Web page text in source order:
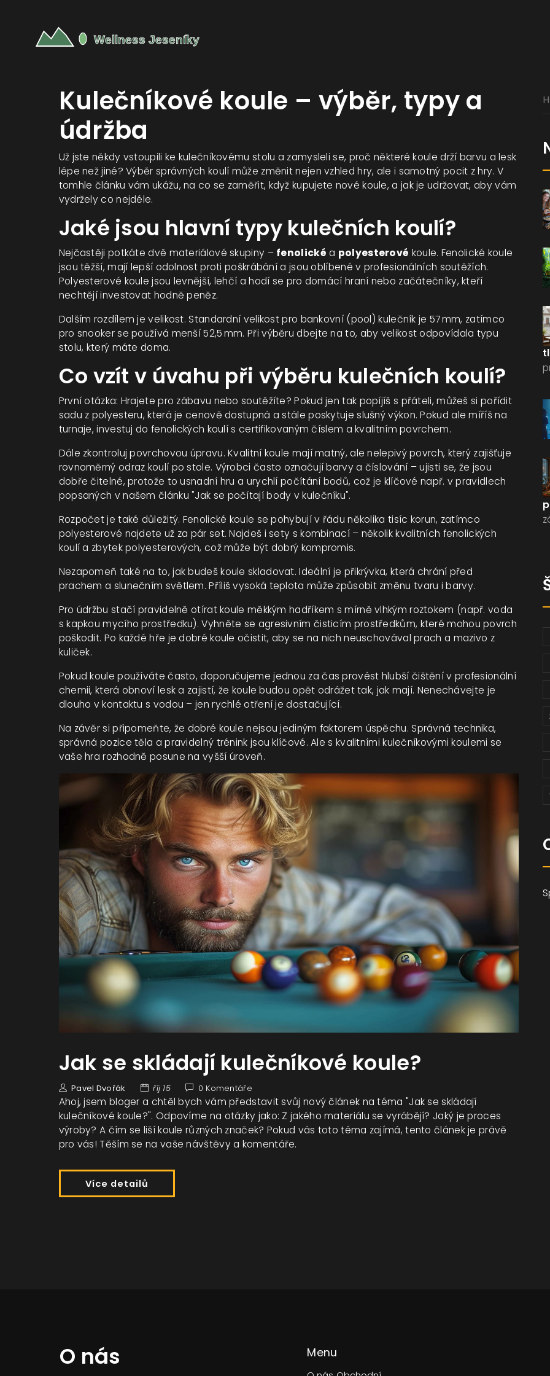
Kulečníkové koule – výběr, typy a
údržba
Už jste někdy vstoupili ke kulečníkovému stolu a zamysleli se, proč některé koule drží barvu a lesk
lépe než jiné? Výběr správných koulí může změnit nejen vzhled hry, ale i samotný pocit z hry. V
tomhle článku vám ukážu, na co se zaměřit, když kupujete nové koule, a jak je udržovat, aby vám
vydržely co nejdéle.
Jaké jsou hlavní typy kulečních koulí?
Nejčastěji potkáte dvě materiálové skupiny – fenolické a polyesterové koule. Fenolické koule
jsou těžší, mají lepší odolnost proti poškrábání a jsou oblíbené v profesionálních soutěžích.
Polyesterové koule jsou levnější, lehčí a hodí se pro domácí hraní nebo začátečníky, kteří
nechtějí investovat hodně peněz.
Dalším rozdílem je velikost. Standardní velikost pro bankovní (pool) kulečník je 57 mm, zatímco
pro snooker se používá menší 52,5 mm. Při výběru dbejte na to, aby velikost odpovídala typu
stolu, který máte doma.
Co vzít v úvahu při výběru kulečních koulí?
První otázka: Hrajete pro zábavu nebo soutěžíte? Pokud jen tak popíjíš s přáteli, můžeš si pořídit
sadu z polyesteru, která je cenově dostupná a stále poskytuje slušný výkon. Pokud ale míříš na
turnaje, investuj do fenolických koulí s certifikovaným číslem a kvalitním povrchem.
Dále zkontroluj povrchovou úpravu. Kvalitní koule mají matný, ale nelepivý povrch, který zajišťuje
rovnoměrný odraz koulí po stole. Výrobci často označují barvy a číslování – ujisti se, že jsou
dobře čitelné, protože to usnadní hru a urychlí počítání bodů, což je klíčové např. v pravidlech
popsaných v našem článku "Jak se počítají body v kulečníku".
Rozpočet je také důležitý. Fenolické koule se pohybují v řádu několika tisíc korun, zatímco
polyesterové najdete už za pár set. Najdeš i sety s kombinací – několik kvalitních fenolických
koulí a zbytek polyesterových, což může být dobrý kompromis.
Nezapomeň také na to, jak budeš koule skladovat. Ideální je přikrývka, která chrání před
prachem a slunečním světlem. Příliš vysoká teplota může způsobit změnu tvaru i barvy.
Pro údržbu stačí pravidelně otírat koule měkkým hadříkem s mírně vlhkým roztokem (např. voda
s kapkou mycího prostředku). Vyhněte se agresivním čisticím prostředkům, které mohou povrch
poškodit. Po každé hře je dobré koule očistit, aby se na nich neuschovával prach a mazivo z
kuliček.
Pokud koule používáte často, doporučujeme jednou za čas provést hlubší čištění v profesionální
chemii, která obnoví lesk a zajistí, že koule budou opět odrážet tak, jak mají. Nenechávejte je
dlouho v kontaktu s vodou – jen rychlé otření je dostačující.
Na závěr si připomeňte, že dobré koule nejsou jediným faktorem úspěchu. Správná technika,
správná pozice těla a pravidelný trénink jsou klíčové. Ale s kvalitními kulečníkovými koulemi se
vaše hra rozhodně posune na vyšší úroveň.
Jak se skládají kulečníkové koule?
Pavel Dvořák říj 15 0 Komentáře
Ahoj, jsem bloger a chtěl bych vám představit svůj nový článek na téma "Jak se skládají
kulečníkové koule?". Odpovíme na otázky jako: Z jakého materiálu se vyrábějí? Jaký je proces
výroby? A čím se liší koule různých značek? Pokud vás toto téma zajímá, tento článek je právě
pro vás! Těším se na vaše návštěvy a komentáře.
Více detailů
O nás Menu